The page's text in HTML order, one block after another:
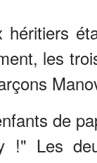
héritiers
les
de
!" Les